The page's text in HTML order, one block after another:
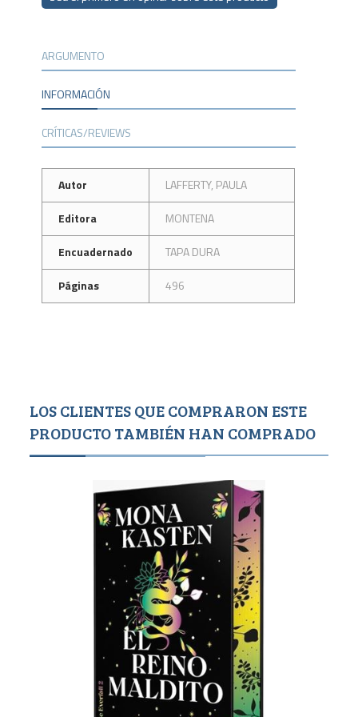
ARGUMENTO
INFORMACIÓN
CRÍTICAS/REVIEWS
Autor
LAFFERTY, PAULA
Editora
MONTENA
Encuadernado
TAPA DURA
Páginas
496
LOS CLIENTES QUE COMPRARON ESTE
PRODUCTO TAMBIÉN HAN COMPRADO